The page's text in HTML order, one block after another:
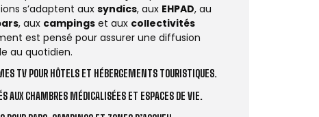
s’adaptent aux syndics, aux EHPAD, au
, aux campings et aux collectivités
est pensé pour assurer une diffusion
au quotidien.
TV POUR HÔTELS ET HÉBERGEMENTS TOURISTIQUES.
AUX CHAMBRES MÉDICALISÉES ET ESPACES DE VIE.